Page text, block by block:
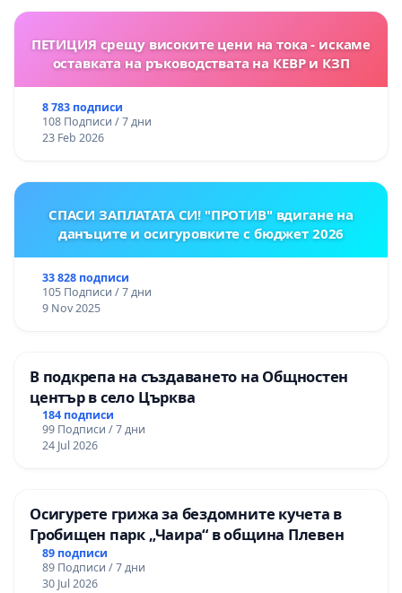
ПЕТИЦИЯ срещу високите цени на тока - искаме
оставката на ръководствата на КЕВР и КЗП
8 783 подписи
108 Подписи / 7 дни
23 Feb 2026
СПАСИ ЗАПЛАТАТА СИ! "ПРОТИВ" вдигане на
данъците и осигуровките с бюджет 2026
33 828 подписи
105 Подписи / 7 дни
9 Nov 2025
В подкрепа на създаването на Общностен
център в село Църква
184 подписи
99 Подписи / 7 дни
24 Jul 2026
Осигурете грижа за бездомните кучета в
Гробищен парк „Чаира“ в община Плевен
89 подписи
89 Подписи / 7 дни
30 Jul 2026